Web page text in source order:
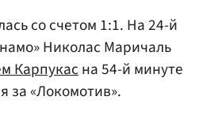
со счетом 1:1. На 24-й
Николас Маричаль
Карпукас на 54-й минуте
за «Локомотив».